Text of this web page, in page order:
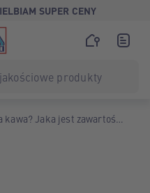
SUPER CENY
Ile kofeiny ma kawa? Jaka jest zawartość kofeiny w kawie?